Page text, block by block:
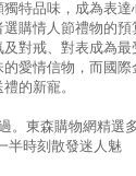
特品味，成為表達
購情人節禮物的預
對戒、對表成為最
愛情信物，而國際
的新寵。
。東森購物網精選
半時刻散發迷人魅